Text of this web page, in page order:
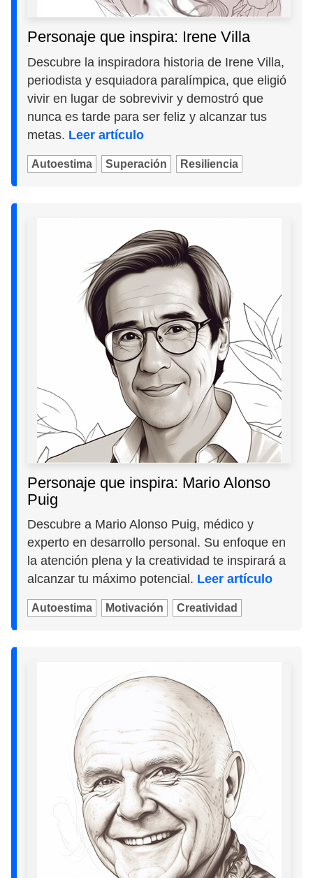
Personaje que inspira: Irene Villa
Descubre la inspiradora historia de Irene Villa,
periodista y esquiadora paralímpica, que eligió
vivir en lugar de sobrevivir y demostró que
nunca es tarde para ser feliz y alcanzar tus
metas. Leer artículo
Autoestima Superación Resiliencia
Personaje que inspira: Mario Alonso
Puig
Descubre a Mario Alonso Puig, médico y
experto en desarrollo personal. Su enfoque en
la atención plena y la creatividad te inspirará a
alcanzar tu máximo potencial. Leer artículo
Autoestima Motivación Creatividad